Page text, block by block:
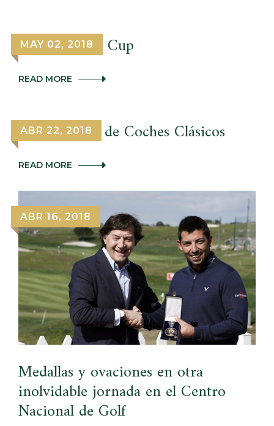
DE
CATALUÑA
ABSOLUTA
EN
MAY 02, 2018
Audi Quattro Cup
READ MORE AUDI
ABR 22, 2018
II Encuentro de Coches Clásicos
READ MORE
CLÁSICOS
ABR 16, 2018
Medallas y ovaciones en otra
inolvidable jornada en el Centro
Nacional de Golf